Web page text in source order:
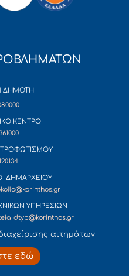
ΔΗΜΟΤΗ
ΚΕΝΤΡΟ
ΔΗΜΑΡΧΕΙΟΥ
ΥΠΗΡΕΣΙΩΝ
αιτημάτων
εδώ